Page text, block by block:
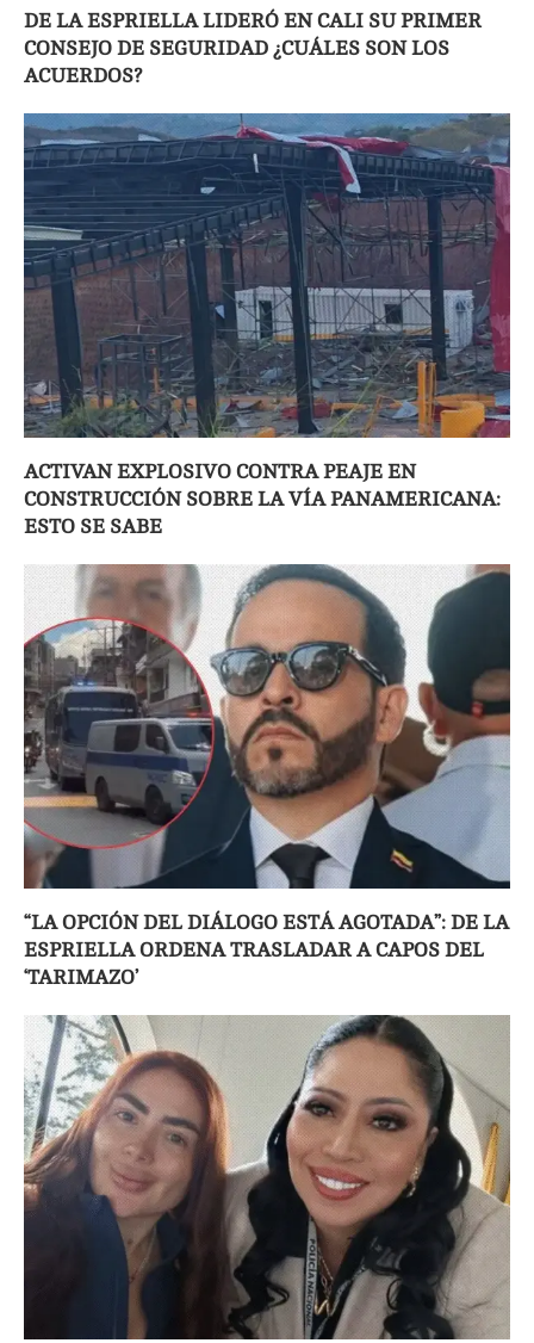
DE LA ESPRIELLA LIDERÓ EN CALI SU PRIMER
CONSEJO DE SEGURIDAD ¿CUÁLES SON LOS
ACUERDOS?
ACTIVAN EXPLOSIVO CONTRA PEAJE EN
CONSTRUCCIÓN SOBRE LA VÍA PANAMERICANA:
ESTO SE SABE
“LA OPCIÓN DEL DIÁLOGO ESTÁ AGOTADA”: DE LA
ESPRIELLA ORDENA TRASLADAR A CAPOS DEL
‘TARIMAZO’